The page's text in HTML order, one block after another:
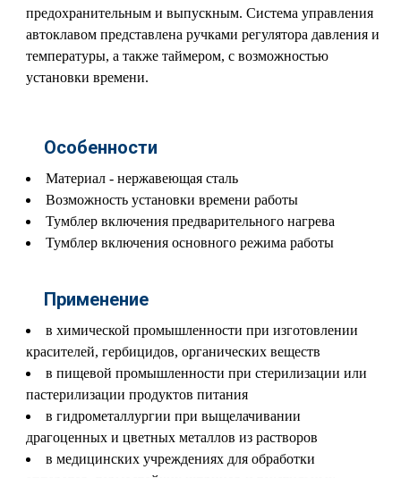
предохранительным и выпускным. Система управления
автоклавом представлена ручками регулятора давления и
температуры, а также таймером, с возможностью
установки времени.
Особенности
Материал - нержавеющая сталь
Возможность установки времени работы
Тумблер включения предварительного нагрева
Тумблер включения основного режима работы
Применение
в химической промышленности при изготовлении
красителей, гербицидов, органических веществ
в пищевой промышленности при стерилизации или
пастерилизации продуктов питания
в гидрометаллургии при выщелачивании
драгоценных и цветных металлов из растворов
в медицинских учреждениях для обработки